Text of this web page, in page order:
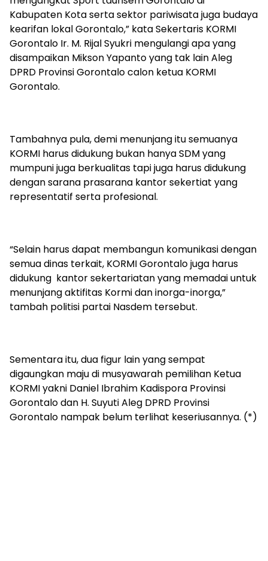
Kabupaten Kota serta sektor pariwisata juga budaya
kearifan lokal Gorontalo,” kata Sekertaris KORMI
Gorontalo Ir. M. Rijal Syukri mengulangi apa yang
disampaikan Mikson Yapanto yang tak lain Aleg
DPRD Provinsi Gorontalo calon ketua KORMI
Gorontalo.
Tambahnya pula, demi menunjang itu semuanya
KORMI harus didukung bukan hanya SDM yang
mumpuni juga berkualitas tapi juga harus didukung
dengan sarana prasarana kantor sekertiat yang
representatif serta profesional.
“Selain harus dapat membangun komunikasi dengan
semua dinas terkait, KORMI Gorontalo juga harus
didukung kantor sekertariatan yang memadai untuk
menunjang aktifitas Kormi dan inorga-inorga,”
tambah politisi partai Nasdem tersebut.
Sementara itu, dua figur lain yang sempat
digaungkan maju di musyawarah pemilihan Ketua
KORMI yakni Daniel Ibrahim Kadispora Provinsi
Gorontalo dan H. Suyuti Aleg DPRD Provinsi
Gorontalo nampak belum terlihat keseriusannya. (*)